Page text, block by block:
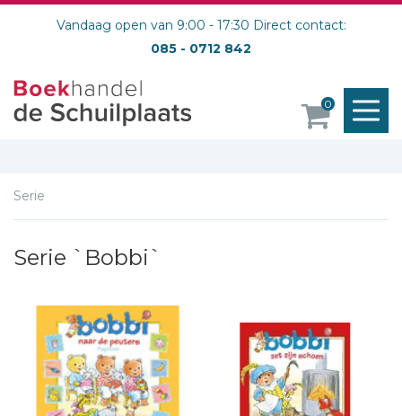
Vandaag open van 9:00 - 17:30 Direct contact:
085 - 0712 842
0
Serie
Serie `Bobbi`